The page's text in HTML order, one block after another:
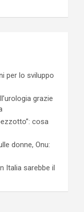
per lo sviluppo
grazie
cosa
donne, Onu:
Italia sarebbe il